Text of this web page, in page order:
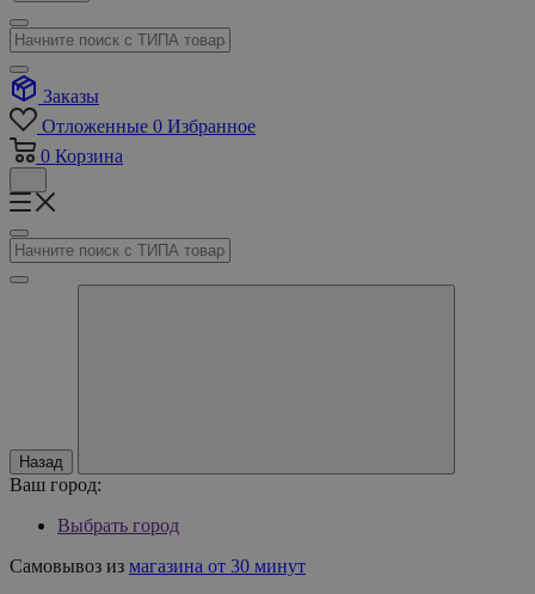
Заказы
Отложенные 0 Избранное
0 Корзина
Назад
Ваш город:
Выбрать город
Самовывоз из магазина от 30 минут